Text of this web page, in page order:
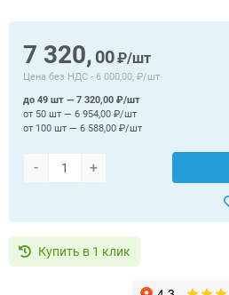
7 320, 00₽/шт
Цена без НДС - 6 000,00, ₽/шт
- +
до 49 шт — 7 320,00 ₽/шт
от 50 шт — 6 954,00 ₽/шт
от 100 шт — 6 588,00 ₽/шт
Купить в 1 клик